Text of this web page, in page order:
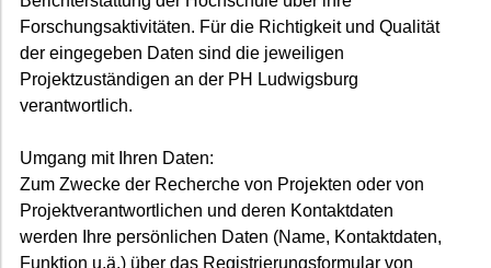
Forschungsaktivitäten. Für die Richtigkeit und Qualität
der eingegeben Daten sind die jeweiligen
Projektzuständigen an der PH Ludwigsburg
verantwortlich.
Umgang mit Ihren Daten:
Zum Zwecke der Recherche von Projekten oder von
Projektverantwortlichen und deren Kontaktdaten
werden Ihre persönlichen Daten (Name, Kontaktdaten,
Funktion u.ä.) über das Registrierungsformular von